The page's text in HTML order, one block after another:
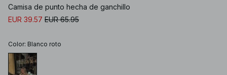
Camisa de punto hecha de ganchillo
EUR 39.57 EUR 65.95
Color: Blanco roto